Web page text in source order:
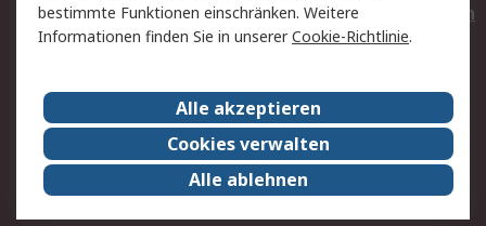
Elektrogeräte/Batterien
RS weltweit
Karriere bei RS
Nachhaltigkeit
Qualität/Umwelt/ZertifikatePresse-Center
Event-Center
bestimmte Funktionen einschränken. Weitere
Informationen finden Sie in unsererCookie-Richtlinie.
Alle akzeptieren
Cookies verwalten
Alle ablehnen